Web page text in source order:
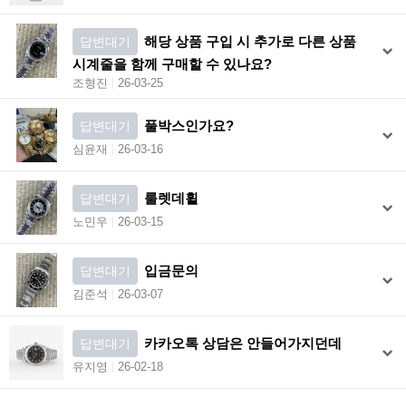
답변대기
해당 상품 구입 시 추가로 다른 상품
시계줄을 함께 구매할 수 있나요?
조형진 26-03-25
답변대기 풀박스인가요?
심윤재 26-03-16
답변대기 룰렛데휠
노민우 26-03-15
답변대기 입금문의
김준석 26-03-07
답변대기 카카오톡 상담은 안들어가지던데
유지영 26-02-18